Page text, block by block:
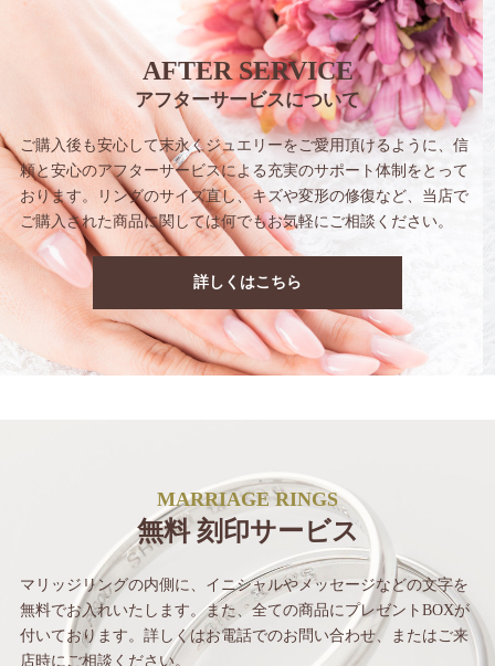
AFTER SERVICE
アフターサービスについて
ご購入後も安心して末永くジュエリーをご愛用頂けるように、信
頼と安心のアフターサービスによる充実のサポート体制をとって
おります。
リングのサイズ直し、キズや変形の修復など、 当店で
ご購入された商品に関しては何でもお気軽にご相談ください。
詳しくはこちら
MARRIAGE RINGS
無料 刻印サービス
マリッジリングの内側に、イニシャルやメッセージなどの文字を
無料でお入れいたします。また、全ての商品にプレゼントBOXが
付いております。詳しくはお電話でのお問い合わせ、
またはご来
店時にご相談ください。